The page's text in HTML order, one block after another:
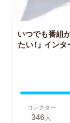
いつでも番組
たい！」 インタ
コレクター
346 人